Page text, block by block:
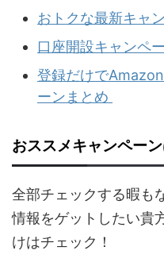
おトクな最新キャ
口座開設キャンペ
登録だけで
ーンまとめ
おススメキャンペー
全部チェックする暇も
情報をゲットしたい貴
けはチェック！